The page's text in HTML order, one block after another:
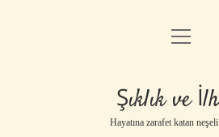
Anasayfa
Gizlilik Politikası
Yasal Uyarı
menüyü
Şıklık ve
Hayatına zarafet katan